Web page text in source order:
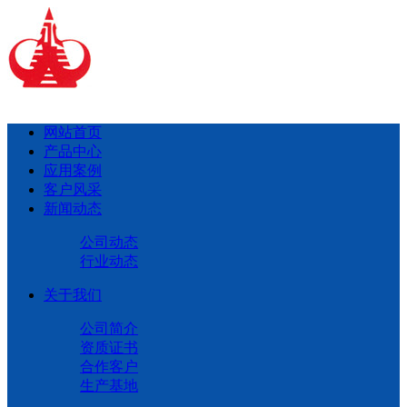
网站首页
产品中心
应用案例
客户风采
新闻动态
公司动态
行业动态
关于我们
公司简介
资质证书
合作客户
生产基地